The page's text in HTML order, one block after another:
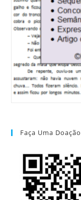
Faça Uma